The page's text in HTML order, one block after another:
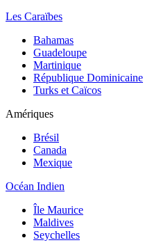
Les Caraïbes
Bahamas
Guadeloupe
Martinique
République Dominicaine
Turks et Caïcos
Amériques
Brésil
Canada
Mexique
Océan Indien
Île Maurice
Maldives
Seychelles